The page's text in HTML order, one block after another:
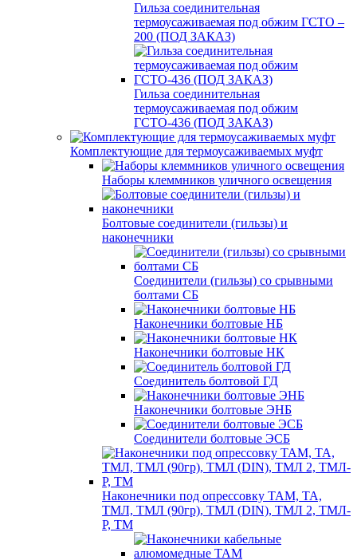
Гильза соединительная
термоусаживаемая под обжим ГСТО –
200 (ПОД ЗАКАЗ)
Гильза соединительная
термоусаживаемая под обжим
ГСТО-436 (ПОД ЗАКАЗ)
Комплектующие для термоусаживаемых муфт
Наборы клеммников уличного освещения
Болтовые соединители (гильзы) и
наконечники
Соединители (гильзы) со срывными
болтами СБ
Наконечники болтовые НБ
Наконечники болтовые НК
Соединитель болтовой ГД
Наконечники болтовые ЭНБ
Соединители болтовые ЭСБ
Наконечники под опрессовку ТАМ, ТА,
ТМЛ, ТМЛ (90гр), ТМЛ (DIN), ТМЛ 2, ТМЛ-
Р, ТМ